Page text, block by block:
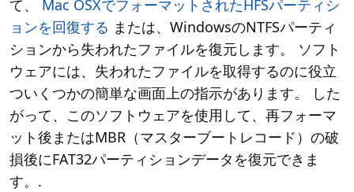
て、 Mac OSXでフォーマットされたHFSパーティシ
ョンを回復する または、WindowsのNTFSパーティ
ションから失われたファイルを復元します。 ソフト
ウェアには、失われたファイルを取得するのに役立
ついくつかの簡単な画面上の指示があります。 した
がって、このソフトウェアを使用して、再フォーマ
ット後またはMBR（マスターブートレコード）の破
損後にFAT32パーティションデータを復元できま
す。.